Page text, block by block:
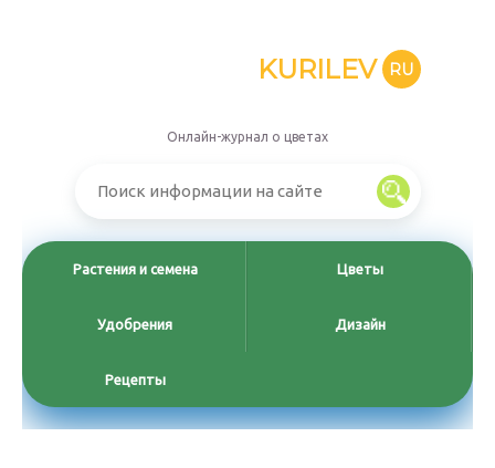
KURILEV RU
Онлайн-журнал о цветах
Растения и семена Цветы
Удобрения Дизайн
Рецепты